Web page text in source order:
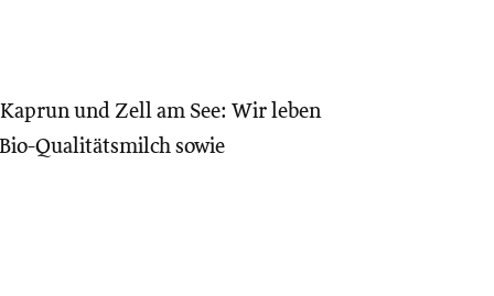
und Zell am See: Wir leben
Qualitätsmilch sowie